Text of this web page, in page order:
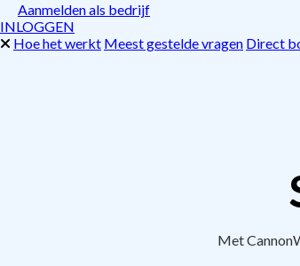
Aanmelden als bedrijf
INLOGGEN
Hoe het werkt Meest gestelde vragen Direct
Met